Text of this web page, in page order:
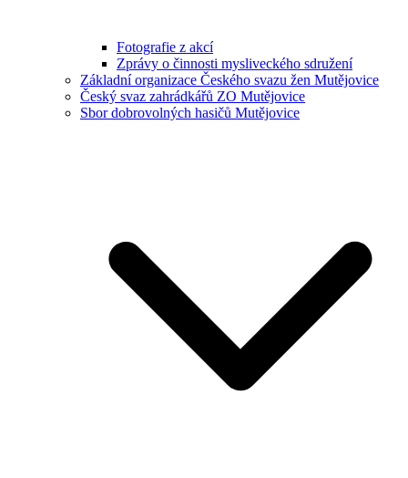
Fotografie z akcí
Zprávy o činnosti mysliveckého sdružení
Základní organizace Českého svazu žen Mutějovice
Český svaz zahrádkářů ZO Mutějovice
Sbor dobrovolných hasičů Mutějovice